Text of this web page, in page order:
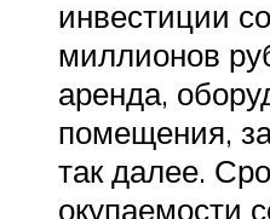
инвестиции
миллионов
аренда,
помещения,
так далее.
окупаемости